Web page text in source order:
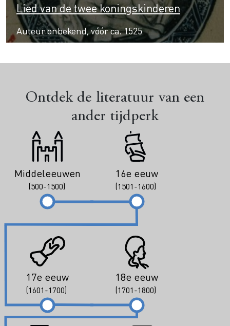
Lied van de twee koningskinderen
Auteur onbekend, vóór ca. 1525
Ontdek de literatuur van een
ander tijdperk
Middeleeuwen
(500-1500)
16e eeuw
(1501-1600)
17e eeuw
(1601-1700)
18e eeuw
(1701-1800)